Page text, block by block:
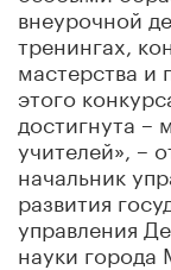
внеурочной
тренингах,
мастерства
этого
достигнута
учителей», –
начальник
развития
управления
науки города